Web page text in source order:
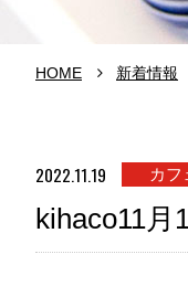
HOME 新着情報
2022.11.19 カフ
kihaco11